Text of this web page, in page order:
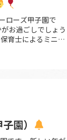
ローズ甲子園で
お過ごしでしょう
育士によるミニイ
や成長されたお
したら嬉しく思い
園）